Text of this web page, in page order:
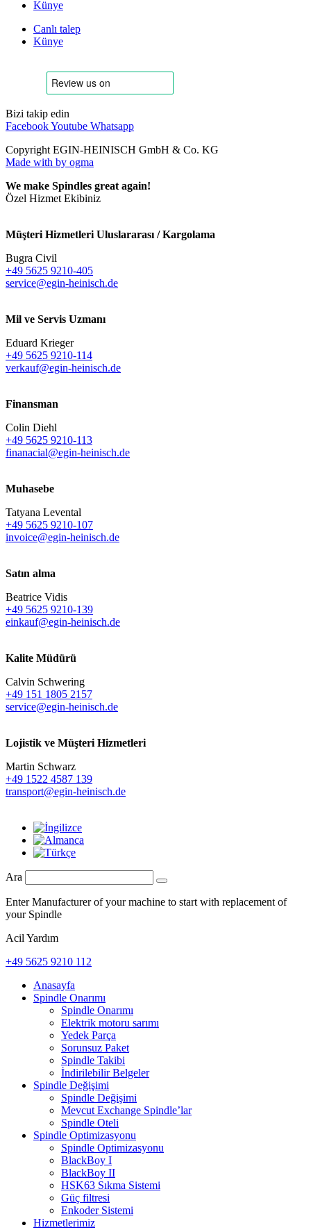
Künye
Canlı talep
Künye
Bizi takip edin
FacebookYoutube Whatsapp
Copyright EGIN-HEINISCH GmbH & Co. KG
Made with by ogma
We make Spindles great again!
Özel Hizmet Ekibiniz
Müşteri Hizmetleri Uluslararası / Kargolama
Bugra Civil
+49 5625 9210-405
service@egin-heinisch.de
Mil ve Servis Uzmanı
Eduard Krieger
+49 5625 9210-114
verkauf@egin-heinisch.de
Finansman
Colin Diehl
+49 5625 9210-113
finanacial@egin-heinisch.de
Muhasebe
Tatyana Levental
+49 5625 9210-107
invoice@egin-heinisch.de
Satın alma
Beatrice Vidis
+49 5625 9210-139
einkauf@egin-heinisch.de
Kalite Müdürü
Calvin Schwering
+49 151 1805 2157
service@egin-heinisch.de
Lojistik ve Müşteri Hizmetleri
Martin Schwarz
+49 1522 4587 139
transport@egin-heinisch.de
Ara
Enter Manufacturer of your machine to start with replacement of
your Spindle
Acil Yardım
+49 5625 9210 112
Anasayfa
Spindle Onarımı
Spindle Onarımı
Elektrik motoru sarımı
Yedek Parça
Sorunsuz Paket
Spindle Takibi
İndirilebilir Belgeler
Spindle Değişimi
Spindle Değişimi
Mevcut Exchange Spindle’lar
Spindle Oteli
Spindle Optimizasyonu
Spindle Optimizasyonu
BlackBoy I
BlackBoy II
HSK63 Sıkma Sistemi
Güç filtresi
Enkoder Sistemi
Hizmetlerimiz